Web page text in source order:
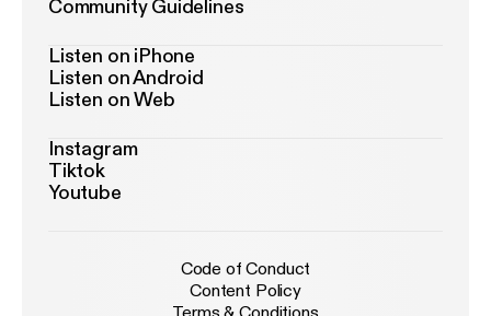
Community Guidelines
Listen on iPhone
Listen on Android
Listen on Web
Instagram
Tiktok
Youtube
Code of Conduct
Content Policy